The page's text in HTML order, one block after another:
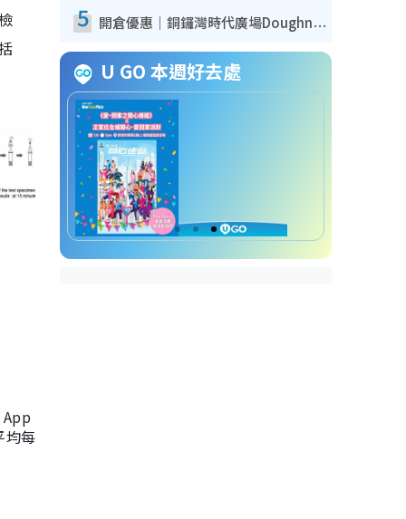
均每
5 開倉優惠｜銅鑼灣時代廣場Doughnut/Campo Marzio開倉低至1折！背囊、書包、手袋劈價$200起
U GO 本週好去處